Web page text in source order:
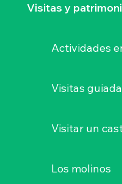
Visitas y
Actividades
Visitas
Visitar un
Los molinos
78